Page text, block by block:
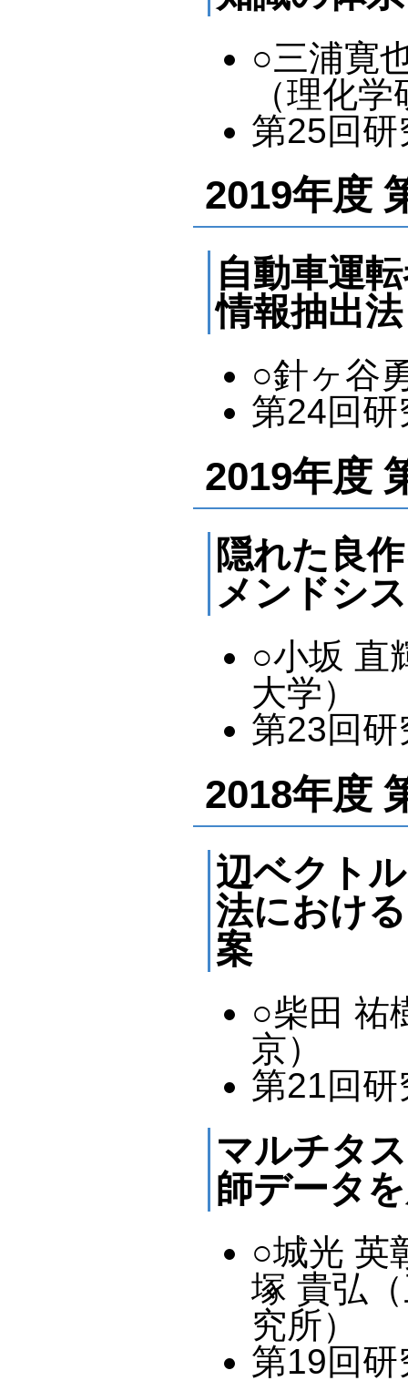
○三浦寛
（理化
第25回
2019年度
自動車運
情報抽出法
○針ヶ谷
第24回
2019年度
隠れた良
メンドシ
○小坂 直
大学）
第23回
2018年度
辺ベクト
法におけ
案
○柴田 祐
京）
第21回
マルチタ
師データ
○城光 英
塚 貴弘
究所）
第19回